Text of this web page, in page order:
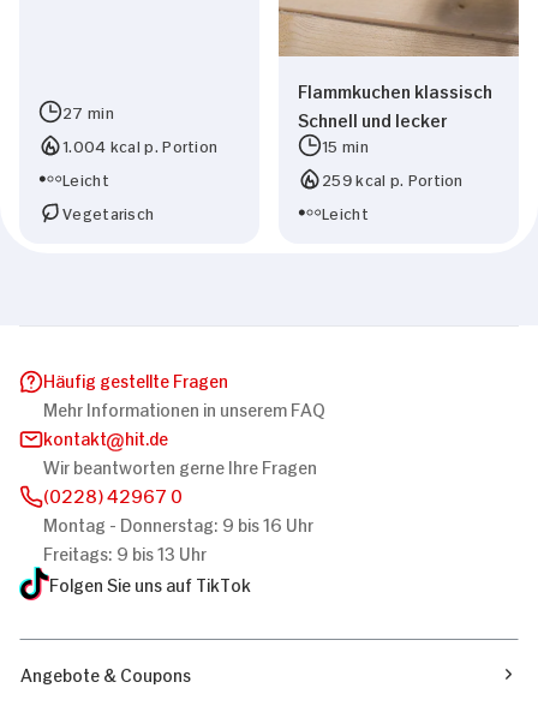
27 min
1.004 kcal p. Portion
Leicht
Vegetarisch
Flammkuchen klassisch
Schnell und lecker
15 min
259 kcal p. Portion
Leicht
Häufig gestellte Fragen
Mehr Informationen in unserem FAQ
kontakt
hit.de
Wir beantworten gerne Ihre Fragen
(0228) 42967 0
Montag - Donnerstag: 9 bis 16 Uhr
Freitags: 9 bis 13 Uhr
Folgen Sie uns auf TikTok
Angebote & Coupons